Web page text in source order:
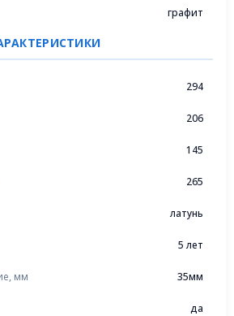
графит
294
206
145
265
латунь
5 лет
мм 35мм
да